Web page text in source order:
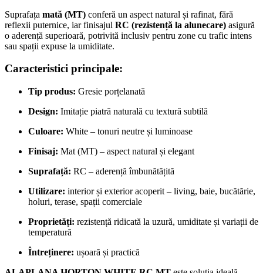
Suprafața mată (MT) conferă un aspect natural și rafinat, fără
reflexii puternice, iar finisajul RC (rezistență la alunecare) asigură
o aderență superioară, potrivită inclusiv pentru zone cu trafic intens
sau spații expuse la umiditate.
Caracteristici principale:
Tip produs: Gresie porțelanată
Design: Imitație piatră naturală cu textură subtilă
Culoare: White – tonuri neutre și luminoase
Finisaj: Mat (MT) – aspect natural și elegant
Suprafață: RC – aderență îmbunătățită
Utilizare: interior și exterior acoperit – living, baie, bucătărie,
holuri, terase, spații comerciale
Proprietăți: rezistență ridicată la uzură, umiditate și variații de
temperatură
Întreținere: ușoară și practică